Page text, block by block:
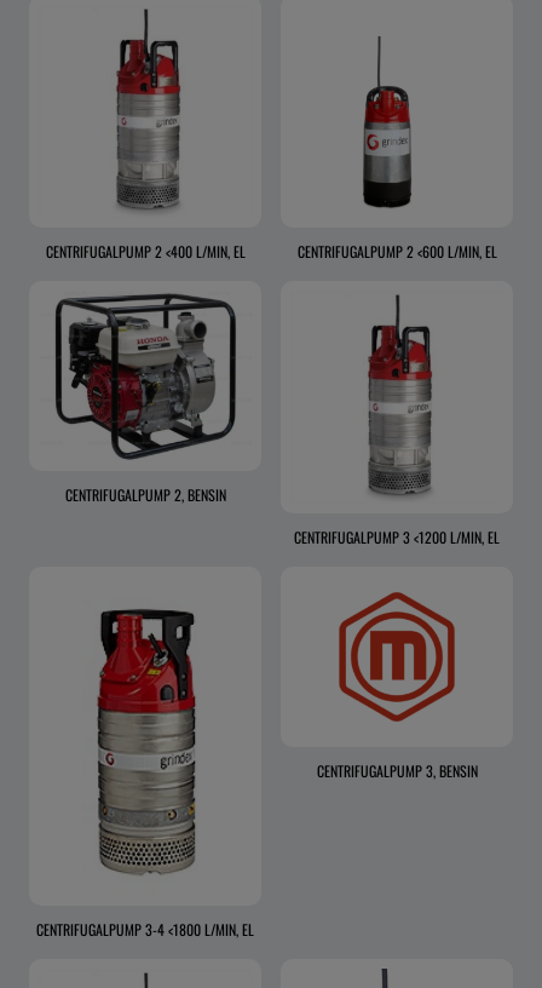
CENTRIFUGALPUMP 2 <400 L/MIN, EL CENTRIFUGALPUMP 2 <600 L/MIN, EL
CENTRIFUGALPUMP 2, BENSIN
CENTRIFUGALPUMP 3 <1200 L/MIN, EL
CENTRIFUGALPUMP 3-4 <1800 L/MIN, EL
CENTRIFUGALPUMP 3, BENSIN